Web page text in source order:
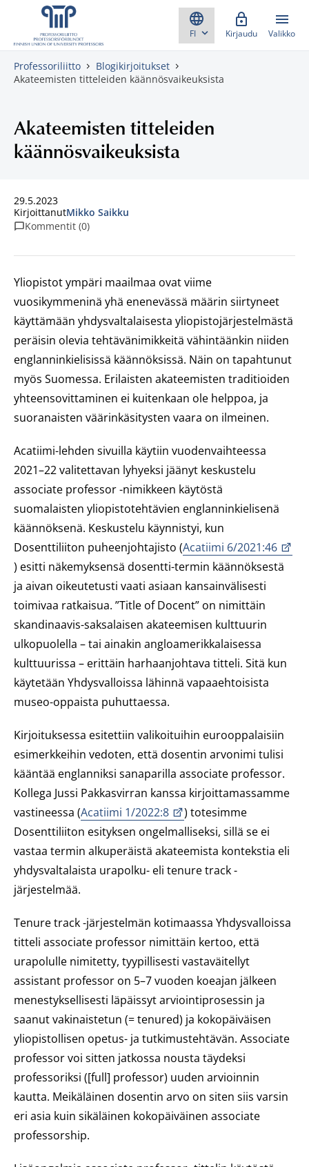
Skippaa sisältö
Kirjaudu Valikko
Professoriliitto
Blogikirjoitukset
Akateemisten titteleiden käännösvaikeuksista
Akateemisten titteleiden
käännösvaikeuksista
29.5.2023
KirjoittanutMikko Saikku
Kommentit (0)
Yliopistot ympäri maailmaa ovat viime
vuosikymmeninä yhä enenevässä määrin siirtyneet
käyttämään yhdysvaltalaisesta yliopistojärjestelmästä
peräisin olevia tehtävänimikkeitä vähintäänkin niiden
englanninkielisissä käännöksissä. Näin on tapahtunut
myös Suomessa. Erilaisten akateemisten traditioiden
yhteensovittaminen ei kuitenkaan ole helppoa, ja
suoranaisten väärinkäsitysten vaara on ilmeinen.
Acatiimi-lehden sivuilla käytiin vuodenvaihteessa
2021–22 valitettavan lyhyeksi jäänyt keskustelu
associate professor-nimikkeen käytöstä
suomalaisten yliopistotehtävien englanninkielisenä
käännöksenä. Keskustelu käynnistyi, kun
Dosenttiliiton puheenjohtajisto (Acatiimi 6/2021:46
) esitti näkemyksensä dosentti-termin käännöksestä
ja aivan oikeutetusti vaati asiaan kansainvälisesti
toimivaa ratkaisua. ”Title of Docent” on nimittäin
skandinaavis-saksalaisen akateemisen kulttuurin
ulkopuolella – tai ainakin angloamerikkalaisessa
kulttuurissa – erittäin harhaanjohtava titteli. Sitä kun
käytetään Yhdysvalloissa lähinnä vapaaehtoisista
museo-oppaista puhuttaessa.
Kirjoituksessa esitettiin valikoituihin eurooppalaisiin
esimerkkeihin vedoten, että dosentin arvonimi tulisi
kääntää englanniksi sanaparilla associate professor.
Kollega Jussi Pakkasvirran kanssa kirjoittamassamme
vastineessa (Acatiimi 1/2022:8
) totesimme
Dosenttiliiton esityksen ongelmalliseksi, sillä se ei
vastaa termin alkuperäistä akateemista kontekstia eli
yhdysvaltalaista urapolku- eli tenure track -
järjestelmää.
Tenure track-järjestelmän kotimaassa Yhdysvalloissa
titteli associate professor nimittäin kertoo, että
urapolulle nimitetty, tyypillisesti vastaväitellyt
assistant professor on 5–7 vuoden koeajan jälkeen
menestyksellisesti läpäissyt arviointiprosessin ja
saanut vakinaistetun (= tenured) ja kokopäiväisen
yliopistollisen opetus- ja tutkimustehtävän. Associate
professorvoi sitten jatkossa nousta täydeksi
professoriksi ([full] professor) uuden arvioinnin
kautta. Meikäläinen dosentin arvo on siten siis varsin
eri asia kuin sikäläinen kokopäiväinen associate
professorship.